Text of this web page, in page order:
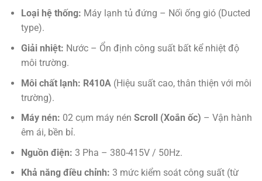
Loại hệ thống: Máy lạnh tủ đứng – Nối ống gió (Ducted
type).
Giải nhiệt: Nước – Ổn định công suất bất kể nhiệt độ
môi trường.
Môi chất lạnh: R410A(Hiệu suất cao, thân thiện với môi
trường).
Máy nén: 02 cụm máy nén Scroll (Xoắn ốc) – Vận hành
êm ái, bền bỉ.
Nguồn điện: 3 Pha – 380-415V / 50Hz.
Khả năng điều chỉnh: 3 mức kiểm soát công suất (từ